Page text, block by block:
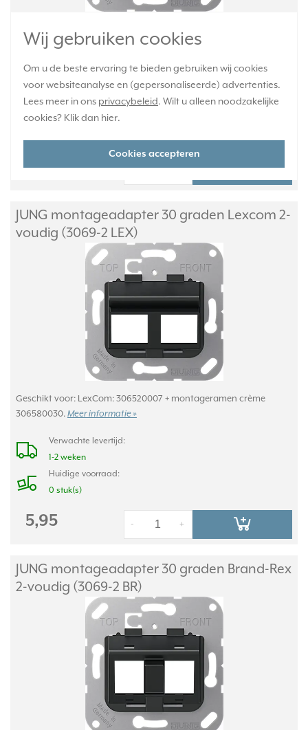
Wij gebruiken cookies
Om u de beste ervaring te bieden gebruiken wij cookies
voor websiteanalyse en (gepersonaliseerde) advertenties.
Lees meer in ons privacybeleid. Wilt u alleen noodzakelijke
cookies? Klik dan hier.
Cookies accepteren
Geschikt voor: Panduit, CJS688TGY, CJ688TGAW, CMDJAQLCBL,
CMDSLCZAW, CJ6X88TGAW, CJ5E88TGAW, CJS5E88TGY.
Verwachte levertijd:
1-2 weken
Huidige voorraad:
5,95 +
-
JUNG montageadapter 30 graden Lexcom 2-
voudig (3069-2 LEX)
Geschikt voor: LexCom: 306520007 + montageramen crème
306580030. Meer informatie »
Verwachte levertijd:
1-2 weken
Huidige voorraad:
0 stuk(s)
5,95 +
-
JUNG montageadapter 30 graden Brand-Rex
2-voudig (3069-2 BR)